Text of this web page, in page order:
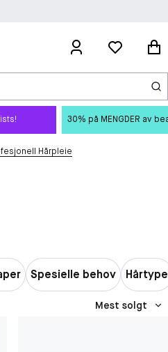
30% på MENGDER av
Hårpleie
Spesielle behov Hårtype
Mest solgt